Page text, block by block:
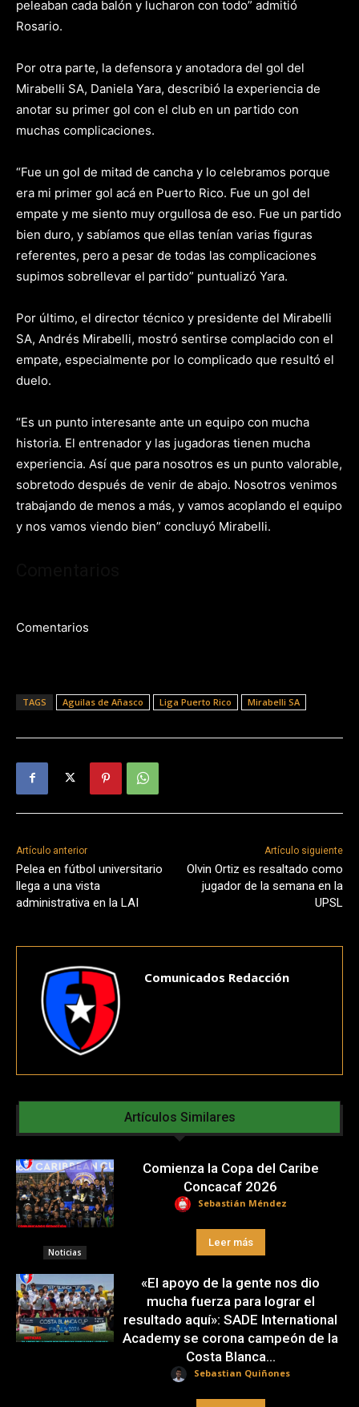
peleaban cada balón y lucharon con todo” admitió
Rosario.
Por otra parte, la defensora y anotadora del gol del
Mirabelli SA, Daniela Yara, describió la experiencia de
anotar su primer gol con el club en un partido con
muchas complicaciones.
“Fue un gol de mitad de cancha y lo celebramos porque
era mi primer gol acá en Puerto Rico. Fue un gol del
empate y me siento muy orgullosa de eso. Fue un partido
bien duro, y sabíamos que ellas tenían varias figuras
referentes, pero a pesar de todas las complicaciones
supimos sobrellevar el partido” puntualizó Yara.
Por último, el director técnico y presidente del Mirabelli
SA, Andrés Mirabelli, mostró sentirse complacido con el
empate, especialmente por lo complicado que resultó el
duelo.
“Es un punto interesante ante un equipo con mucha
historia. El entrenador y las jugadoras tienen mucha
experiencia. Así que para nosotros es un punto valorable,
sobretodo después de venir de abajo. Nosotros venimos
trabajando de menos a más, y vamos acoplando el equipo
y nos vamos viendo bien” concluyó Mirabelli.
Comentarios
TAGS Aguilas de Añasco Liga Puerto Rico Mirabelli SA
Artículo anterior
Pelea en fútbol universitario
llega a una vista
administrativa en la LAI
Artículo siguiente
Olvin Ortiz es resaltado como
jugador de la semana en la
UPSL
Comunicados Redacción
Artículos Similares
Noticias
Comienza la Copa del Caribe
Concacaf 2026
Sebastián Méndez
Leer más
«El apoyo de la gente nos dio
mucha fuerza para lograr el
resultado aquí»: SADE International
Academy se corona campeón de la
Costa Blanca...
Sebastian Quiñones